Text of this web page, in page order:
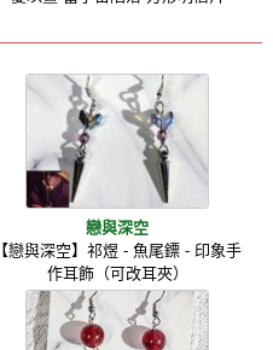
戀與深空
【戀與深空】祁煜 - 魚尾鏢 - 印象手
作耳飾（可改耳夾）